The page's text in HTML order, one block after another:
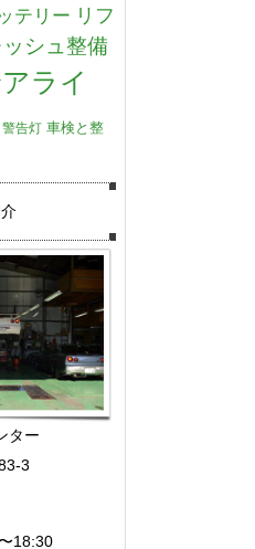
テリー リフ
ッシュ整備
ライ
警告灯 車検と整
ター
3
18:30